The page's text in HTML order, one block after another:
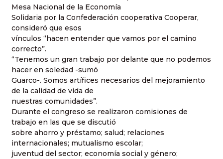
Mesa Nacional de la Economía
Solidaria por la Confederación cooperativa Cooperar,
consideró que esos
vínculos “hacen entender que vamos por el camino
correcto”.
“Tenemos un gran trabajo por delante que no podemos
hacer en soledad -sumó
Guarco-. Somos artífices necesarios del mejoramiento
de la calidad de vida de
nuestras comunidades”.
Durante el congreso se realizaron comisiones de
trabajo en las que se discutió
sobre ahorro y préstamo; salud; relaciones
internacionales; mutualismo escolar;
juventud del sector; economía social y género;